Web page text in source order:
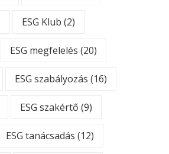
ESG Klub (2)
ESG megfelelés (20)
ESG szabályozás (16)
ESG szakértő (9)
ESG tanácsadás (12)